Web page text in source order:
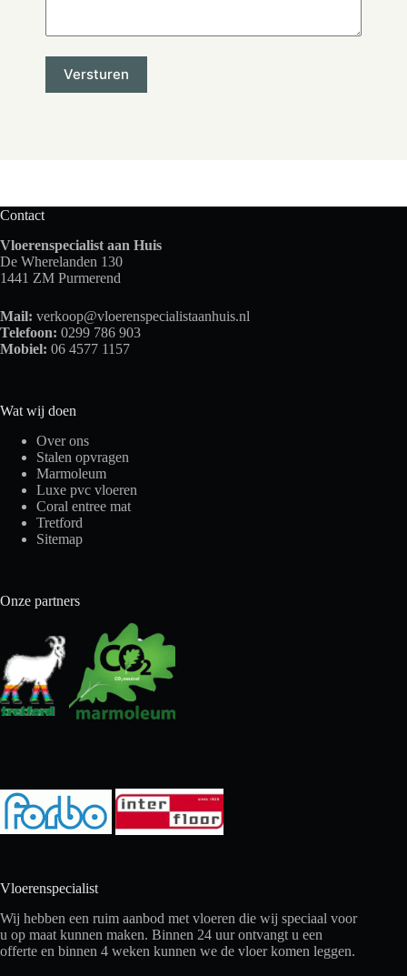
Contact
Vloerenspecialist aan Huis
De Wherelanden 130
1441 ZM Purmerend
Mail: verkoop@vloerenspecialistaanhuis.nl
Telefoon: 0299 786 903
Mobiel: 06 4577 1157
Wat wij doen
Over ons
Stalen opvragen
Marmoleum
Luxe pvc vloeren
Coral entree mat
Tretford
Sitemap
Onze partners
Vloerenspecialist
Wij hebben een ruim aanbod met vloeren die wij speciaal voor
u op maat kunnen maken. Binnen 24 uur ontvangt u een
offerte en binnen 4 weken kunnen we de vloer komen leggen.